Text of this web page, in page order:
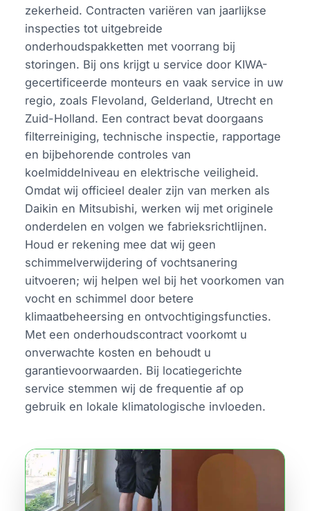
zekerheid. Contracten variëren van jaarlijkse
inspecties tot uitgebreide
onderhoudspakketten met voorrang bij
storingen. Bij ons krijgt u service door KIWA-
gecertificeerde monteurs en vaak service in uw
regio, zoals Flevoland, Gelderland, Utrecht en
Zuid-Holland. Een contract bevat doorgaans
filterreiniging, technische inspectie, rapportage
en bijbehorende controles van
koelmiddelniveau en elektrische veiligheid.
Omdat wij officieel dealer zijn van merken als
Daikin en Mitsubishi, werken wij met originele
onderdelen en volgen we fabrieksrichtlijnen.
Houd er rekening mee dat wij geen
schimmelverwijdering of vochtsanering
uitvoeren; wij helpen wel bij het voorkomen van
vocht en schimmel door betere
klimaatbeheersing en ontvochtigingsfuncties.
Met een onderhoudscontract voorkomt u
onverwachte kosten en behoudt u
garantievoorwaarden. Bij locatiegerichte
service stemmen wij de frequentie af op
gebruik en lokale klimatologische invloeden.